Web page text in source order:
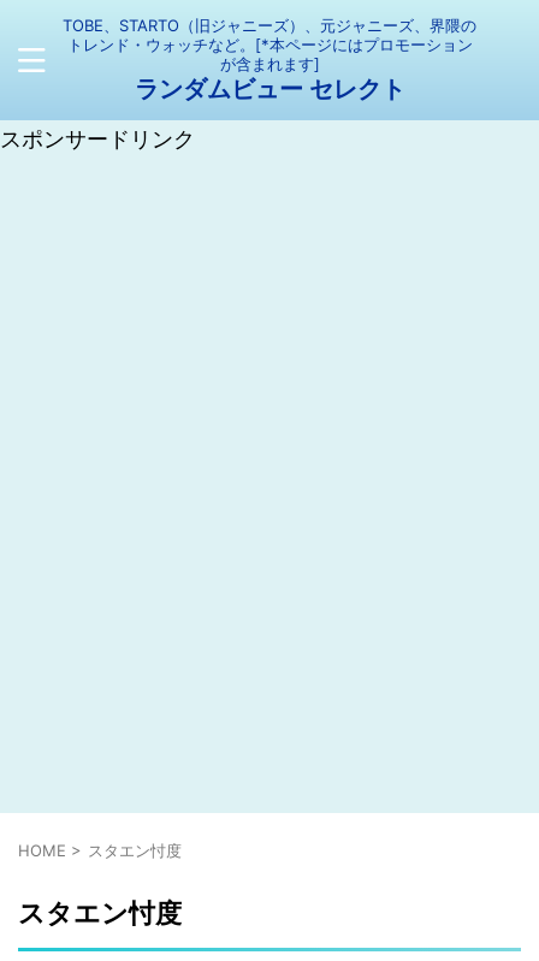
TOBE、STARTO（旧ジャニーズ）、元ジャニーズ、界隈の
トレンド・ウォッチなど。[*本ページにはプロモーション
が含まれます]
ランダムビュー セレクト
スポンサードリンク
HOME > スタエン忖度
スタエン忖度